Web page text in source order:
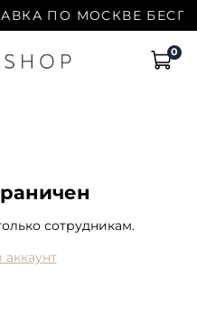
ПО МОСКВЕ
0
сотрудникам.